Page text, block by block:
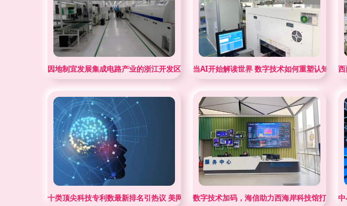
因地制宜发展集成电路产业的浙江开发区实践当AI开始解读世界 数字技术如何重塑认知服务
十类顶尖科技专利数最新排名引热议 美网友惊叹“中国永远都有一大优势”——数字技术服务
数字技术加码，海信助力西海岸科技馆打造智